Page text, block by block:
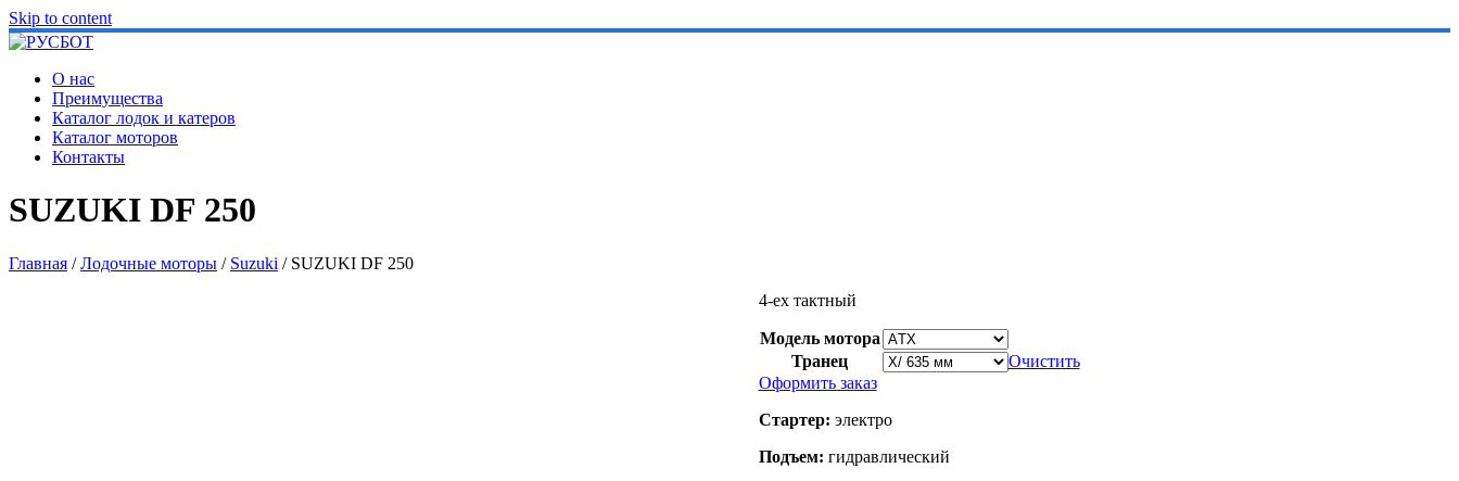
Skip to content
О нас
Преимущества
Каталог лодок и катеров
Каталог моторов
Контакты
SUZUKI DF 250
Главная /Лодочные моторы / Suzuki / SUZUKI DF 250
4-ех тактный
Модель мотора
Транец
Очистить
Оформить заказ
Стартер: электро
Подъем: гидравлический